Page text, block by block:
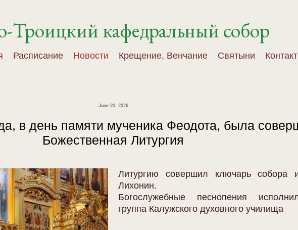
Троицкий кафедральный собор
Расписание Новости Крещение, Венчание Святыни
June 20, 2026
в день памяти мученика Феодота, была
Божественная Литургия
Литургию совершил ключарь собора
Лихонин.
Богослужебные песнопения
группа Калужского духовного училища